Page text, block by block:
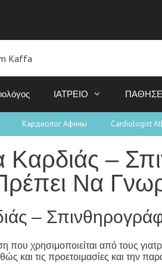
ΙΑΤΡΕΙΟ
Кардиолог Афины Cardiologist
Καρδιάς –
Να
–
που χρησιμοποιείται από τους
και τις προετοιμασίες και την